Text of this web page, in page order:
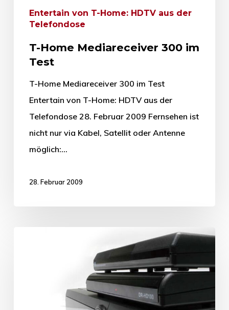
Entertain von T-Home: HDTV aus der
Telefondose
T-Home Mediareceiver 300 im
Test
T-Home Mediareceiver 300 im Test
Entertain von T-Home: HDTV aus der
Telefondose 28. Februar 2009 Fernsehen ist
nicht nur via Kabel, Satellit oder Antenne
möglich:…
28. Februar 2009